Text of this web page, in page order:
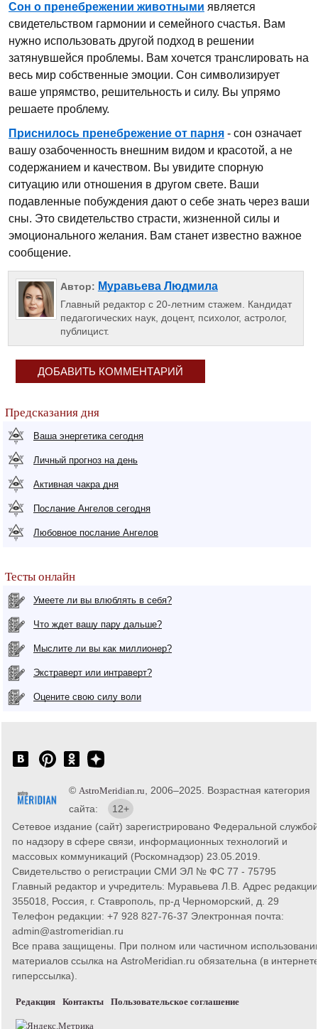
Сон о пренебрежении животными является
свидетельством гармонии и семейного счастья. Вам
нужно использовать другой подход в решении
затянувшейся проблемы. Вам хочется транслировать на
весь мир собственные эмоции. Сон символизирует
ваше упрямство, решительность и силу. Вы упрямо
решаете проблему.
Приснилось пренебрежение от парня - сон означает
вашу озабоченность внешним видом и красотой, а не
содержанием и качеством. Вы увидите спорную
ситуацию или отношения в другом свете. Ваши
подавленные побуждения дают о себе знать через ваши
сны. Это свидетельство страсти, жизненной силы и
эмоционального желания. Вам станет известно важное
сообщение.
Автор: Муравьева Людмила
Главный редактор с 20-летним стажем. Кандидат
педагогических наук, доцент, психолог, астролог,
публицист.
ДОБАВИТЬ КОММЕНТАРИЙ
Предсказания дня
Ваша энергетика сегодня
Личный прогноз на день
Активная чакра дня
Послание Ангелов сегодня
Любовное послание Ангелов
Тесты онлайн
Умеете ли вы влюблять в себя?
Что ждет вашу пару дальше?
Мыслите ли вы как миллионер?
Экстраверт или интраверт?
Оцените свою силу воли
© AstroMeridian.ru , 2006–2025. Возрастная категория
сайта:
12+
Сетевое издание (сайт) зарегистрировано Федеральной службой
по надзору в сфере связи, информационных технологий и
массовых коммуникаций (Роскомнадзор) 23.05.2019.
Свидетельство о регистрации СМИ ЭЛ № ФС 77 - 75795
Главный редактор и учредитель: Муравьева Л.В. Адрес
355018, Россия, г. Ставрополь, пр-д Черноморский, д. 29
Телефон редакции: +7 928 827-76-37 Электронная почта:
admin@astromeridian.ru
Все права защищены. При полном или частичном
материалов ссылка на AstroMeridian.ru обязательна (в
гиперссылка).
Редакция Контакты Пользовательское соглашение